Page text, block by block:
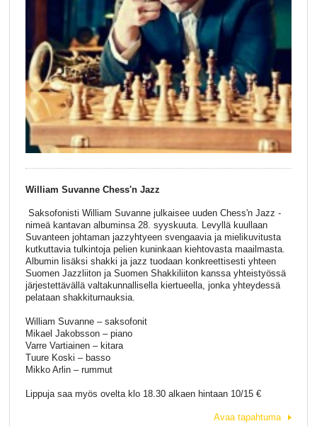
William Suvanne Chess'n Jazz
Saksofonisti William Suvanne julkaisee uuden Chess'n Jazz -
nimeä kantavan albuminsa 28. syyskuuta. Levyllä kuullaan
Suvanteen johtaman jazzyhtyeen svengaavia ja mielikuvitusta
kutkuttavia tulkintoja pelien kuninkaan kiehtovasta maailmasta.
Albumin lisäksi shakki ja jazz tuodaan konkreettisesti yhteen
Suomen Jazzliiton ja Suomen Shakkiliiton kanssa yhteistyössä
järjestettävällä valtakunnallisella kiertueella, jonka yhteydessä
pelataan shakkiturnauksia.
William Suvanne – saksofonit
Mikael Jakobsson – piano
Varre Vartiainen – kitara
Tuure Koski – basso
Mikko Arlin – rummut
Lippuja saa myös ovelta klo 18.30 alkaen hintaan 10/15 €
Avaa tapahtuma